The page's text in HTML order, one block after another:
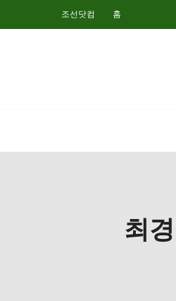
조선닷컴 홈
최